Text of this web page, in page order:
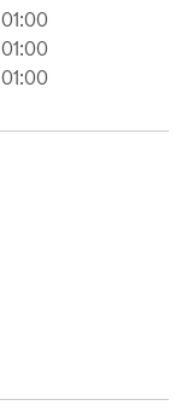
01:00
01:00
01:00